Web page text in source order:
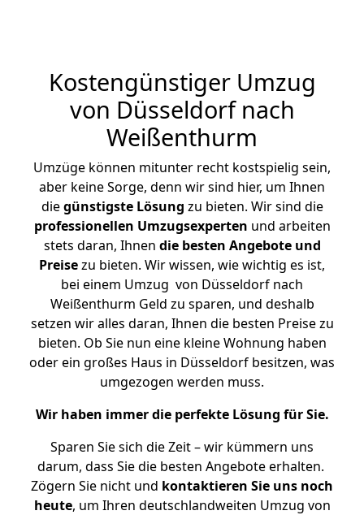
Kostengünstiger Umzug
von Düsseldorf nach
Weißenthurm
Umzüge können mitunter recht kostspielig sein,
aber keine Sorge, denn wir sind hier, um Ihnen
diegünstigste Lösung zu bieten. Wir sind die
professionellen Umzugsexperten und arbeiten
stets daran, Ihnen die besten Angebote und
Preisezu bieten. Wir wissen, wie wichtig es ist,
bei einem Umzug von Düsseldorf nach
Weißenthurm Geld zu sparen, und deshalb
setzen wir alles daran, Ihnen die besten Preise zu
bieten. Ob Sie nun eine kleine Wohnung haben
oder ein großes Haus in Düsseldorf besitzen, was
umgezogen werden muss.
Wir haben immer die perfekte Lösung für Sie.
Sparen Sie sich die Zeit – wir kümmern uns
darum, dass Sie die besten Angebote erhalten.
Zögern Sie nicht und kontaktieren Sie uns noch
heute, um Ihren deutschlandweiten Umzug von